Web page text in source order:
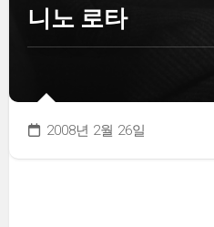
니노 로타
2008년 2월 26일